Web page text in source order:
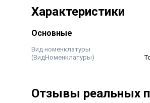
Характеристики
Основные
Вид номенклатуры
(ВидНоменклатуры)
Отзывы реальных